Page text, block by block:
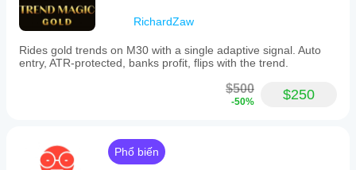
RichardZaw
Rides gold trends on M30 with a single adaptive signal. Auto
entry, ATR-protected, banks profit, flips with the trend.
$500
-50% $250
Phổ biến